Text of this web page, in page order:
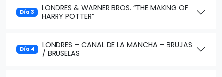
Día 3
LONDRES & WARNER BROS. “THE MAKING OF
HARRY POTTER”
Día 4
LONDRES – CANAL DE LA MANCHA – BRUJAS
/ BRUSELAS